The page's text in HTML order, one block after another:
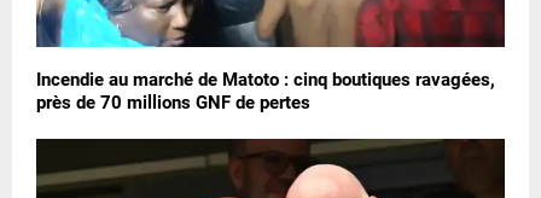
Incendie au marché de Matoto : cinq boutiques ravagées,
près de 70 millions GNF de pertes